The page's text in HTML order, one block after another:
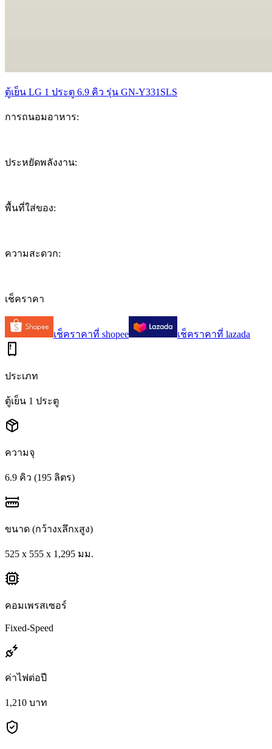
ตู้เย็น LG 1 ประตู 6.9 คิว รุ่น GN-Y331SLS
การถนอมอาหาร:
ประหยัดพลังงาน:
พื้นที่ใส่ของ:
ความสะดวก:
เช็คราคา
เช็คราคาที่ shopee เช็คราคาที่ lazada
ประเภท
ตู้เย็น 1 ประตู
ความจุ
6.9 คิว (195 ลิตร)
ขนาด (กว้างxลึกxสูง)
525 x 555 x 1,295 มม.
คอมเพรสเซอร์
Fixed-Speed
ค่าไฟต่อปี
1,210 บาท